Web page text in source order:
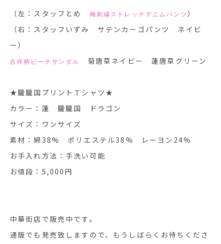
（左：スタッフとめ 梅刺繍ストレッチデニムパンツ ）
（右：スタッフいずみ サテンカーゴパンツ ネイビ
ー）
吉祥柄ビーチサンダル 菊唐草ネイビー 蓮唐草グリーン
★朧朧国プリントＴシャツ★
カラー：蓮 朧朧国 ドラゴン
サイズ：ワンサイズ
素材：綿38% ポリエステル38% レーヨン24%
お手入れ方法：手洗い可能
お値段：5,000円
中華街店で販売中です。
通販でも発売致しますので、もうしばらくお待ちくださ